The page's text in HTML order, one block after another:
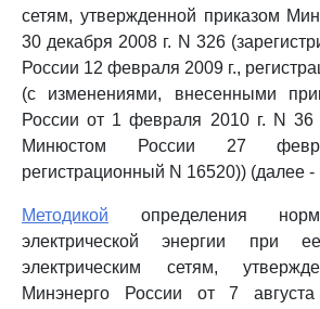
сетям, утвержденной приказом
30 декабря 2008 г. N 326
России 12 февраля 2009 г.,
(с изменениями, внесенными
России от 1 февраля 2010 г. N 36
Минюстом России 27
регистрационный N 16520)) (далее -
Методикой определения
электрической энергии при
электрическим сетям,
Минэнерго России от 7